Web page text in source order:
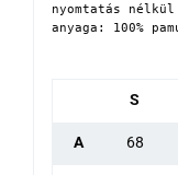
nyomtatás nélkül
anyaga: 100%
S
A 68